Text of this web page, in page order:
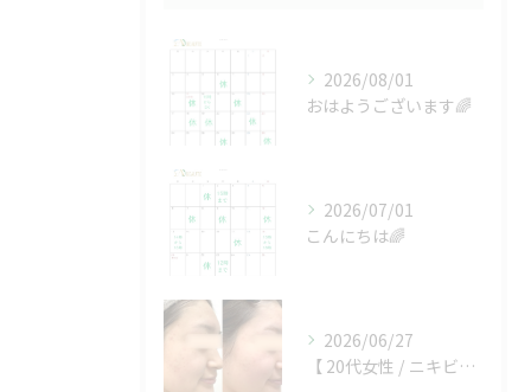
2026/08/01
おはようございます🌈
2026/07/01
こんにちは🌈
2026/06/27
【 20代女性 / ニキビ、ニキビ跡 】